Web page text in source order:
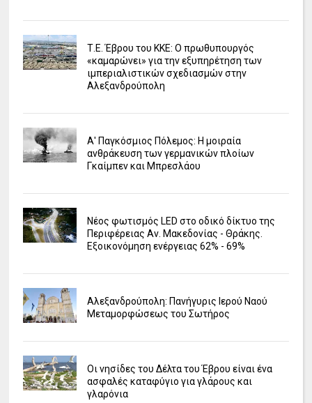
Τ.Ε. Έβρου του ΚΚΕ: Ο πρωθυπουργός
«καμαρώνει» για την εξυπηρέτηση των
ιμπεριαλιστικών σχεδιασμών στην
Αλεξανδρούπολη
Α' Παγκόσμιος Πόλεμος: Η μοιραία
ανθράκευση των γερμανικών πλοίων
Γκαίμπεν και Μπρεσλάου
Νέος φωτισμός LED στο οδικό δίκτυο της
Περιφέρειας Αν. Μακεδονίας - Θράκης.
Εξοικονόμηση ενέργειας 62% - 69%
Αλεξανδρούπολη: Πανήγυρις Ιερού Ναού
Μεταμορφώσεως του Σωτήρος
Οι νησίδες του Δέλτα του Έβρου είναι ένα
ασφαλές καταφύγιο για γλάρους και
γλαρόνια